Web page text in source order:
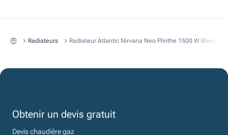
Radiateurs Radiateur Atlantic Nirvana Neo Plinthe 1500 W Blanc
Obtenir un devis gratuit
Devis chaudière gaz